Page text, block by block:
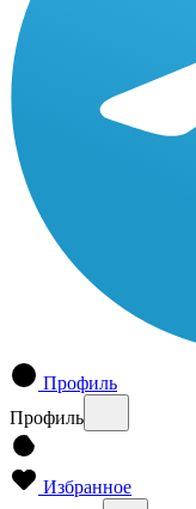
Профиль
Профиль
Избранное